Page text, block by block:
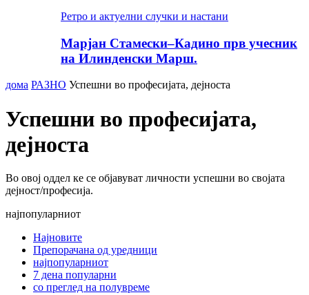
Ретро и актуелни случки и настани
Марјан Стамески–Кадино прв учесник
на Илинденски Марш.
дома РАЗНО Успешни во професијата, дејноста
Успешни во професијата,
дејноста
Во овој оддел ке се објавуват личности успешни во својата
дејност/професија.
најпопуларниот
Најновите
Препорачана од уредници
најпопуларниот
7 дена популарни
со преглед на полувреме